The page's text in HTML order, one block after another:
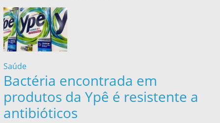
Saúde
Bactéria encontrada em
produtos da Ypê é resistente a
antibióticos